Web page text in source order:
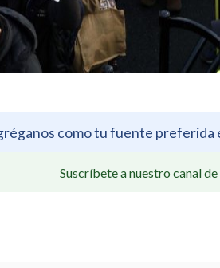
como tu fuente preferida
Suscríbete a nuestro canal de